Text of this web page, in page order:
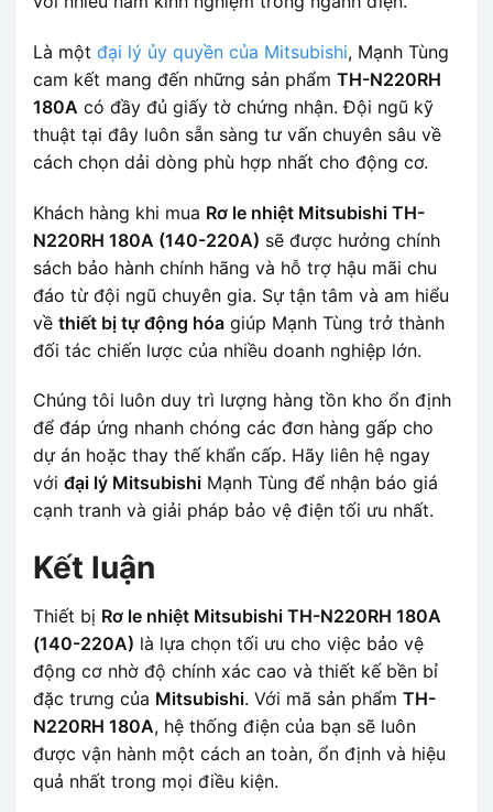
Là một đại lý ủy quyền của Mitsubishi, Mạnh Tùng
cam kết mang đến những sản phẩm TH-N220RH
180A có đầy đủ giấy tờ chứng nhận. Đội ngũ kỹ
thuật tại đây luôn sẵn sàng tư vấn chuyên sâu về
cách chọn dải dòng phù hợp nhất cho động cơ.
Khách hàng khi mua Rơ le nhiệt Mitsubishi TH-
N220RH 180A (140-220A) sẽ được hưởng chính
sách bảo hành chính hãng và hỗ trợ hậu mãi chu
đáo từ đội ngũ chuyên gia. Sự tận tâm và am hiểu
về thiết bị tự động hóa giúp Mạnh Tùng trở thành
đối tác chiến lược của nhiều doanh nghiệp lớn.
Chúng tôi luôn duy trì lượng hàng tồn kho ổn định
để đáp ứng nhanh chóng các đơn hàng gấp cho
dự án hoặc thay thế khẩn cấp. Hãy liên hệ ngay
với đại lý Mitsubishi Mạnh Tùng để nhận báo giá
cạnh tranh và giải pháp bảo vệ điện tối ưu nhất.
Kết luận
Thiết bị Rơ le nhiệt Mitsubishi TH-N220RH 180A
(140-220A) là lựa chọn tối ưu cho việc bảo vệ
động cơ nhờ độ chính xác cao và thiết kế bền bỉ
đặc trưng của Mitsubishi. Với mã sản phẩm TH-
N220RH 180A, hệ thống điện của bạn sẽ luôn
được vận hành một cách an toàn, ổn định và hiệu
quả nhất trong mọi điều kiện.